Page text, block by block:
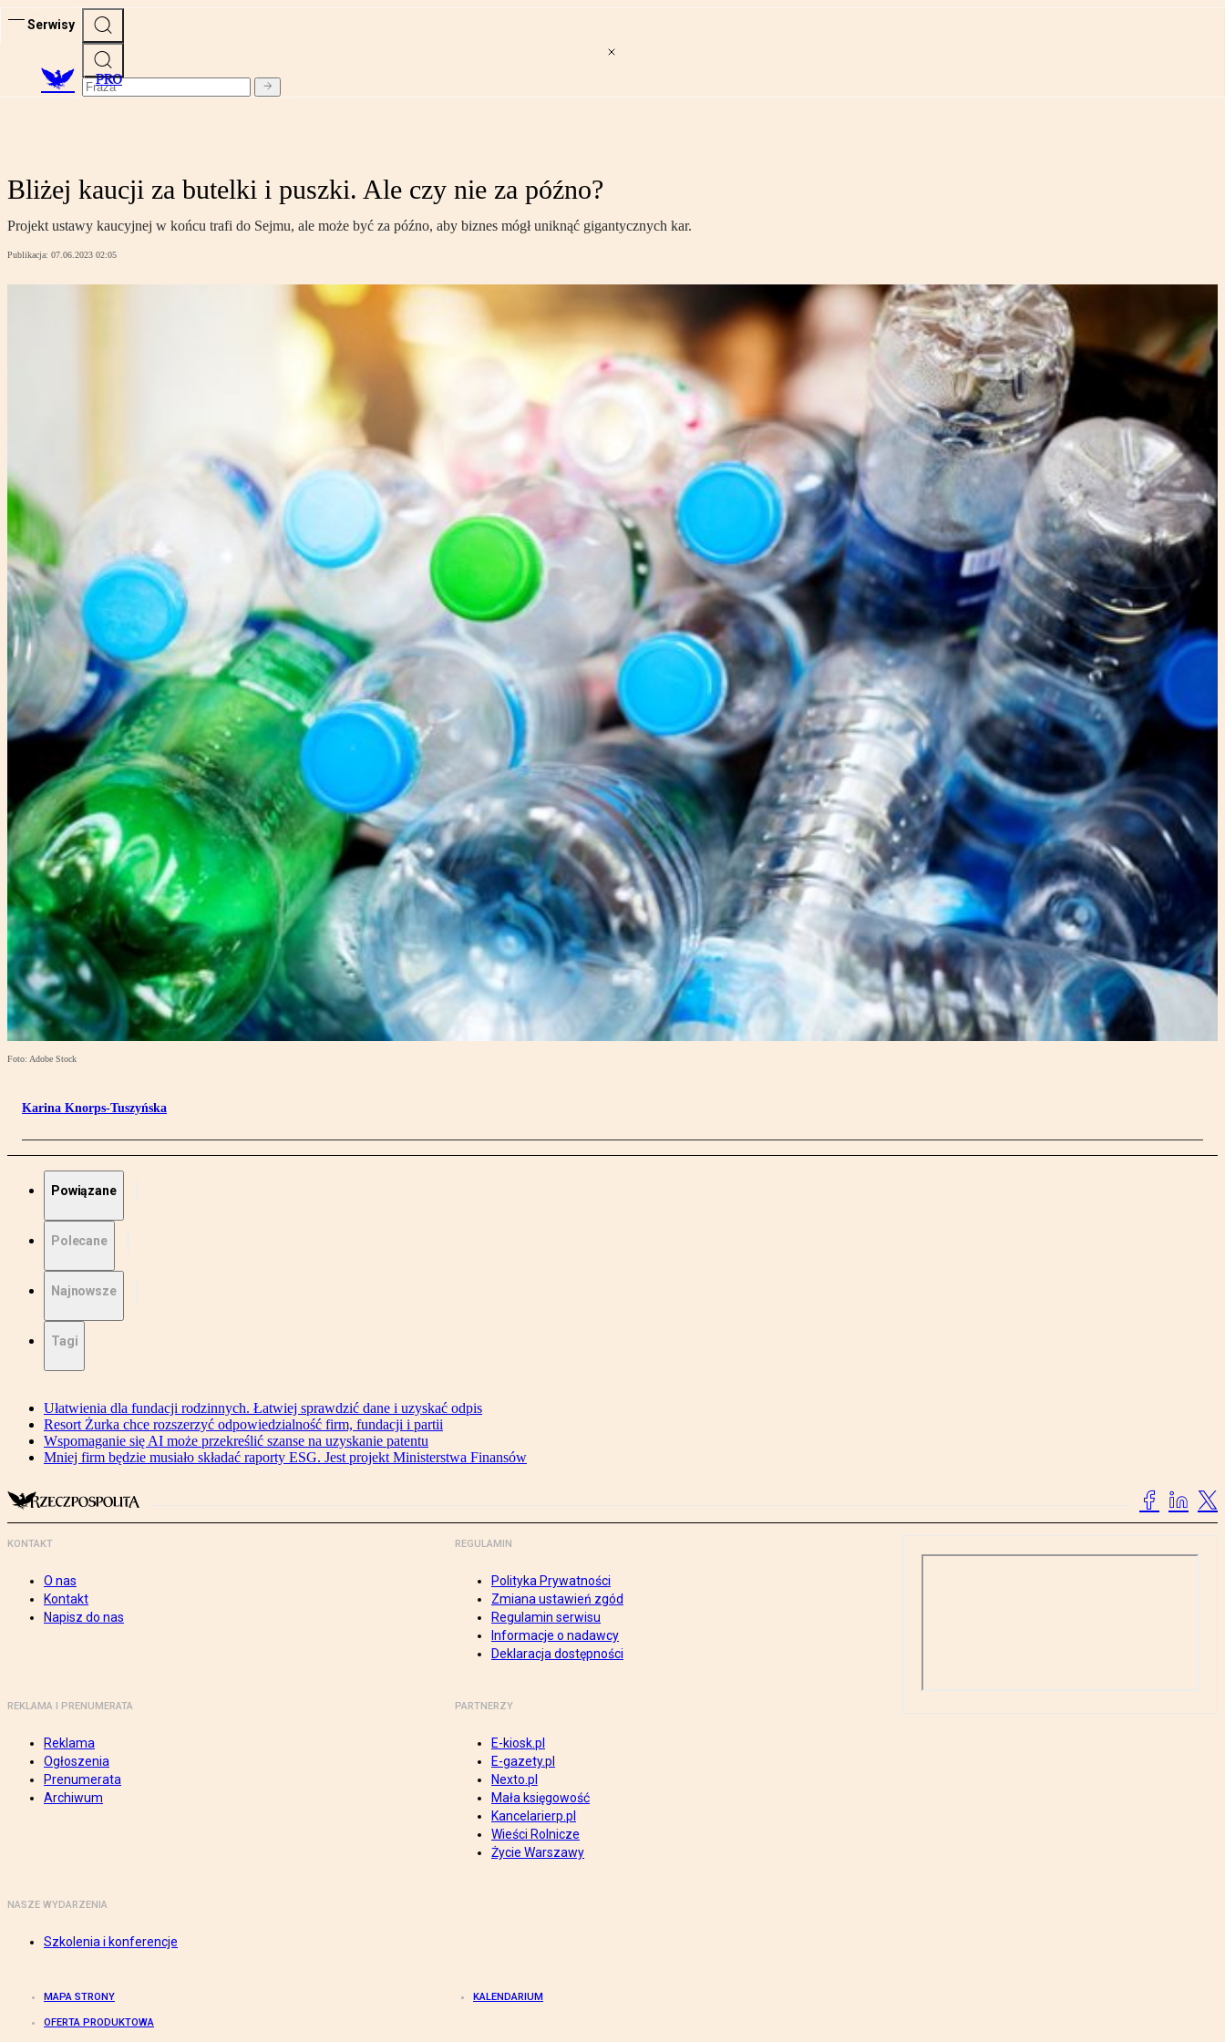
Serwisy
PRO
Bliżej kaucji za butelki i puszki. Ale czy nie za późno?
Projekt ustawy kaucyjnej w końcu trafi do Sejmu, ale może być za późno, aby biznes mógł uniknąć gigantycznych kar.
Publikacja: 07.06.2023 02:05
Foto: Adobe Stock
Karina Knorps-Tuszyńska
Powiązane
Polecane
Najnowsze
Tagi
Ułatwienia dla fundacji rodzinnych. Łatwiej sprawdzić dane i uzyskać odpis
Resort Żurka chce rozszerzyć odpowiedzialność firm, fundacji i partii
Wspomaganie się AI może przekreślić szanse na uzyskanie patentu
Mniej firm będzie musiało składać raporty ESG. Jest projekt Ministerstwa Finansów
KONTAKT
O nas
Kontakt
Napisz do nas
REGULAMIN
Polityka Prywatności
Zmiana ustawień zgód
Regulamin serwisu
Informacje o nadawcy
Deklaracja dostępności
REKLAMA I PRENUMERATA
Reklama
Ogłoszenia
Prenumerata
Archiwum
PARTNERZY
E-kiosk.pl
E-gazety.pl
Nexto.pl
Mała księgowość
Kancelarierp.pl
Wieści Rolnicze
Życie Warszawy
NASZE WYDARZENIA
Szkolenia i konferencje
MAPA STRONY KALENDARIUM
OFERTA PRODUKTOWA